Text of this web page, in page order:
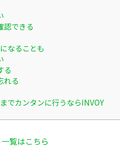
認できる
なることも
る
れる
でカンタンに行うならINVOY
覧はこちら